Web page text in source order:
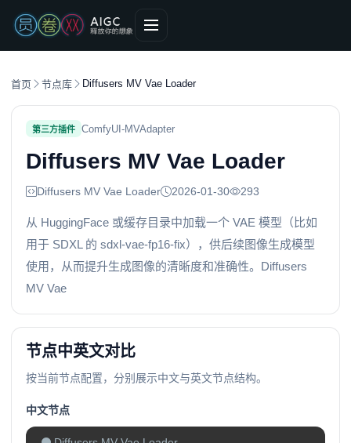
首页 节点库 Diffusers MV Vae Loader
第三方插件 ComfyUI-MVAdapter
Diffusers MV Vae Loader
Diffusers MV Vae Loader 2026-01-30 293
从 HuggingFace 或缓存目录中加载一个 VAE 模型（比如
用于 SDXL 的 sdxl-vae-fp16-fix），供后续图像生成模型
使用，从而提升生成图像的清晰度和准确性。Diffusers
MV Vae
节点中英文对比
按当前节点配置，分别展示中文与英文节点结构。
中文节点